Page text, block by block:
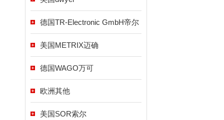
德国TR-Electronic GmbH帝尔
美国METRIX迈确
德国WAGO万可
欧洲其他
美国SOR索尔